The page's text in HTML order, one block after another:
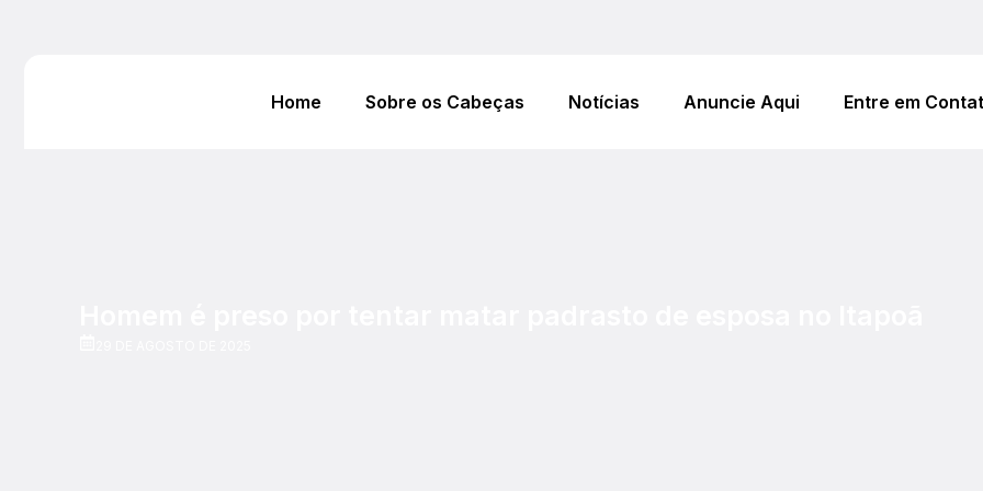
Home Sobre os Cabeças Notícias Anuncie Aqui Entre em